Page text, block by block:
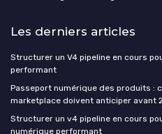
Les derniers articles
Structurer un V4 pipeline en cours
performant
Passeport numérique des produits :
marketplace doivent anticiper avant
Structurer un v4 pipeline en cours
numérique performant